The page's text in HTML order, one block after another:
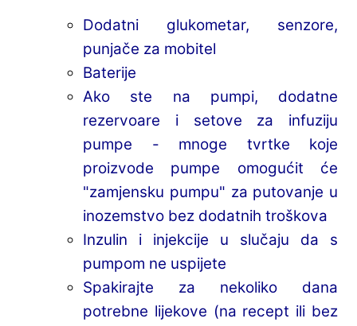
Dodatni glukometar, senzore,
punjače za mobitel
Baterije
Ako ste na pumpi, dodatne
rezervoare i setove za infuziju
pumpe - mnoge tvrtke koje
proizvode pumpe omogućit će
"zamjensku pumpu" za putovanje u
inozemstvo bez dodatnih troškova
Inzulin i injekcije u slučaju da s
pumpom ne uspijete
Spakirajte za nekoliko dana
potrebne lijekove (na recept ili bez